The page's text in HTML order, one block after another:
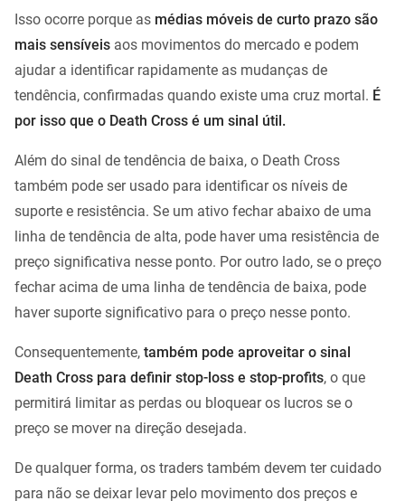
Isso ocorre porque as médias móveis de curto prazo são
mais sensíveis aos movimentos do mercado e podem
ajudar a identificar rapidamente as mudanças de
tendência, confirmadas quando existe uma cruz mortal. É
por isso que o Death Cross é um sinal útil.
Além do sinal de tendência de baixa, o Death Cross
também pode ser usado para identificar os níveis de
suporte e resistência. Se um ativo fechar abaixo de uma
linha de tendência de alta, pode haver uma resistência de
preço significativa nesse ponto. Por outro lado, se o preço
fechar acima de uma linha de tendência de baixa, pode
haver suporte significativo para o preço nesse ponto.
Consequentemente, também pode aproveitar o sinal
Death Cross para definir stop-loss e stop-profits, o que
permitirá limitar as perdas ou bloquear os lucros se o
preço se mover na direção desejada.
De qualquer forma, os traders também devem ter cuidado
para não se deixar levar pelo movimento dos preços e